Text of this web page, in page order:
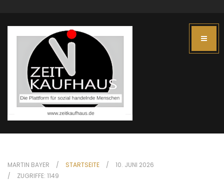
MARTIN BAYER STARTSEITE
10. JUNI 2026
ZUGRIFFE: 1149